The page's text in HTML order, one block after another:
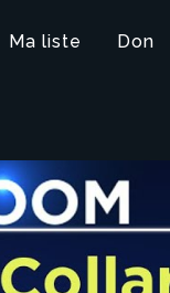
Ma liste Don